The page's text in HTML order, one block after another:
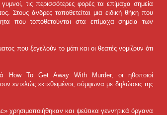
τις περισσότερες φορές τα επίμαχα σημεία
Στους άνδρες τοποθετείται μια ειδική θήκη που
που τοποθετούνται στα επίμαχα σημεία των
που ξεγελούν το μάτι και οι θεατές νομίζουν ότι
How To Get Away With Murder, οι ηθοποιοί
εντελώς εκτεθειμένοι, σύμφωνα με δηλώσεις της
χρησιμοποιήθηκαν και ψεύτικα γεννητικά όργανα